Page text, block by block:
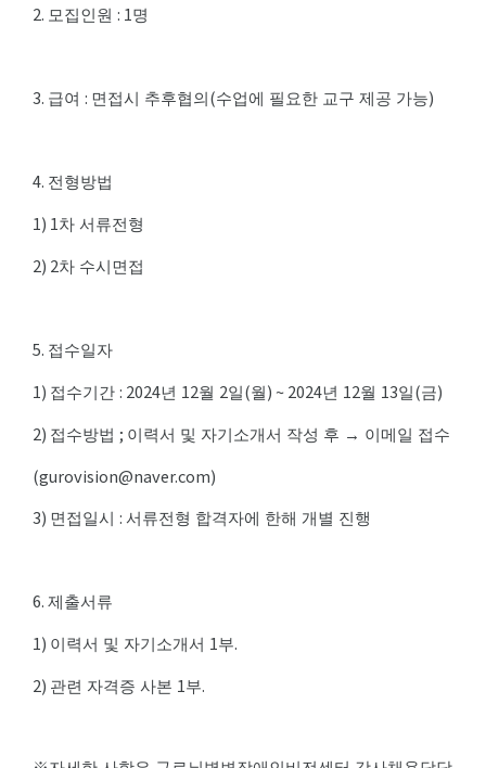
2. 모집인원 : 1명
3. 급여 : 면접시 추후협의 (수업에 필요한 교구 제공 가능)
4. 전형방법
1) 1차 서류전형
2) 2차 수시면접
5. 접수일자
1) 접수기간 : 2024년 12월 2일(월) ~ 2024년 12월 13일(금)
2) 접수방법 ; 이력서 및 자기소개서 작성 후 → 이메일 접수
(gurovision@naver.com)
3) 면접일시 : 서류전형 합격자에 한해 개별 진행
6. 제출서류
1) 이력서 및 자기소개서 1부.
2) 관련 자격증 사본 1부.